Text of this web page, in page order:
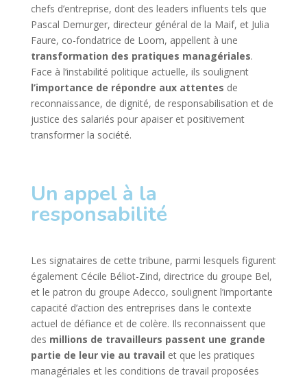
chefs d’entreprise, dont des leaders influents tels que
Pascal Demurger, directeur général de la Maif, et Julia
Faure, co-fondatrice de Loom, appellent à une
transformation des pratiques managériales.
Face à l’instabilité politique actuelle, ils soulignent
l’importance de répondre aux attentes de
reconnaissance, de dignité, de responsabilisation et de
justice des salariés pour apaiser et positivement
transformer la société.
Un appel à la
responsabilité
Les signataires de cette tribune, parmi lesquels figurent
également Cécile Béliot-Zind, directrice du groupe Bel,
et le patron du groupe Adecco, soulignent l’importante
capacité d’action des entreprises dans le contexte
actuel de défiance et de colère. Ils reconnaissent que
des millions de travailleurs passent une grande
partie de leur vie au travail et que les pratiques
managériales et les conditions de travail proposées